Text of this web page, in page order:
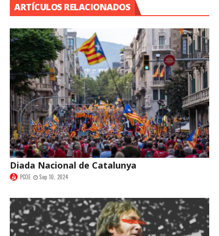
ARTÍCULOS RELACIONADOS
Diada Nacional de Catalunya
PCOE Sep 10, 2024